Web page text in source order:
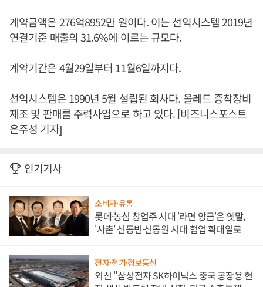
계약금액은 276억8952만 원이다. 이는 선익시스템 2019년
연결기준 매출의 31.6%에 이르는 규모다.
계약기간은 4월29일부터 11월6일까지다.
선익시스템은 1990년 5월 설립된 회사다. 올레드 증착장비
제조 및 판매를 주력사업으로 하고 있다. [비즈니스포스트
은주성 기자]
인기기사
소비자·유통
롯데·농심 창업주 시대 '라면 앙금'은 옛말,
'사촌' 신동빈·신동원 시대 협업 확대일로
전자·전기·정보통신
외신 "삼성전자 SK하이닉스 중국 공장용 현